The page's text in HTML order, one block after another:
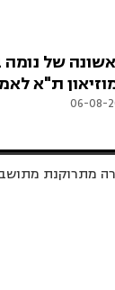
של נומה
ת"א
06-08-